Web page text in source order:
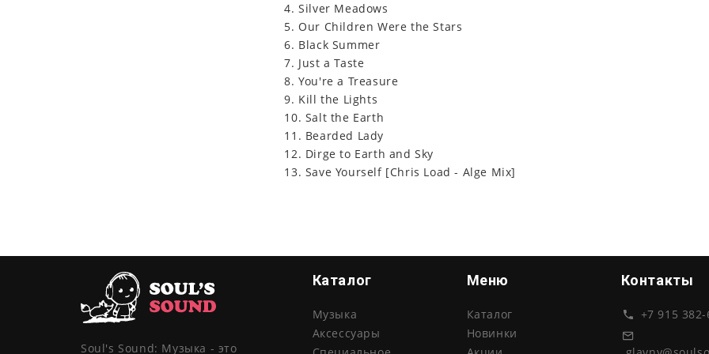
4. Silver Meadows
5. Our Children Were the Stars
6. Black Summer
7. Just a Taste
8. You're a Treasure
9. Kill the Lights
10. Salt the Earth
11. Bearded Lady
12. Dirge to Earth and Sky
13. Save Yourself [Chris Load - Alge Mix]
Soul's Sound: Музыка - это
Каталог
Музыка
Аксессуары
Меню
Каталог
Новинки
Контакты
+7 915